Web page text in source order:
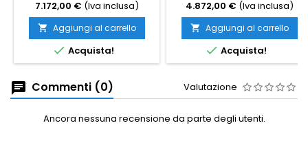
7.172,00 € (Iva inclusa)
 Aggiungi al carrello
 Acquista!
4.872,00 € (Iva inclusa)
 Aggiungi al carrello
 Acquista!
Commenti (0) Valutazione
Ancora nessuna recensione da parte degli utenti.